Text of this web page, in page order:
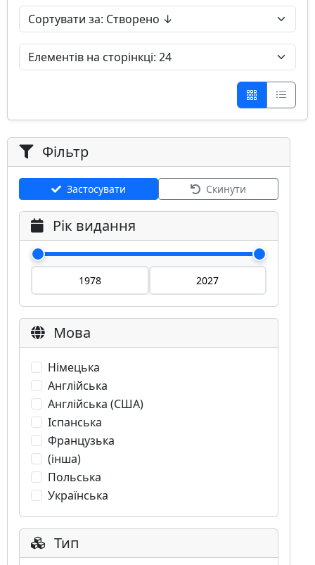
Фільтр
Застосувати Скинути
Рік видання
Мова
Німецька
Англійська
Англійська (США)
Іспанська
Французька
(інша)
Польська
Українська
Тип